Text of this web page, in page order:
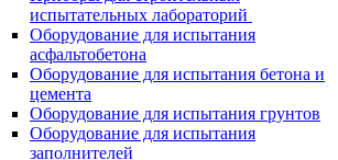
испытательных лабораторий
Оборудование для испытания
асфальтобетона
Оборудование для испытания бетона и
цемента
Оборудование для испытания грунтов
Оборудование для испытания
заполнителей